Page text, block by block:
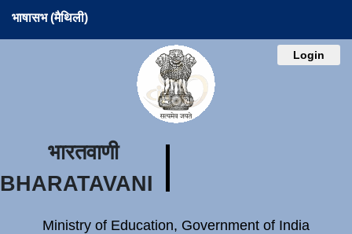
भाषासभ (मैथिली)
Login
भारतवाणी
BHARATAVANI
Ministry of Education, Government of India